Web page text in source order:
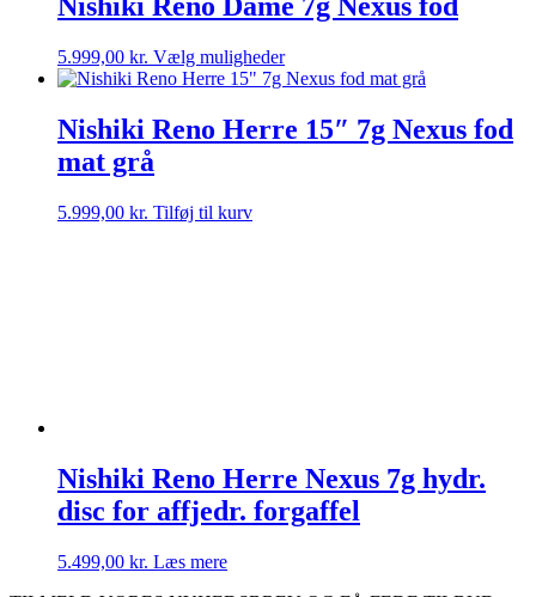
5.999,00 kr. Vælg mulighederDette
vare
flere
varianter.
Nishiki Reno Herre 15″ 7g Nexus fod
mat grå
5.999,00 kr. Tilføj til kurv
Nishiki Reno Herre Nexus 7g hydr.
disc for affjedr. forgaffel
5.499,00 kr. Læs mere